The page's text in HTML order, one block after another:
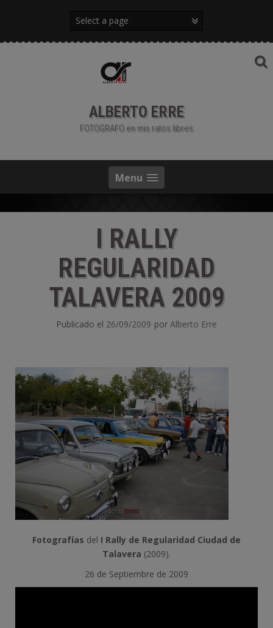
ALBERTO ERRE
FOTOGRAFO en mis ratos libres
Menu
I RALLY
REGULARIDAD
TALAVERA 2009
Publicado el 26/09/2009 por Alberto Erre
Fotografías del I Rally de Regularidad Ciudad de
Talavera (2009).
26 de Septiembre de 2009